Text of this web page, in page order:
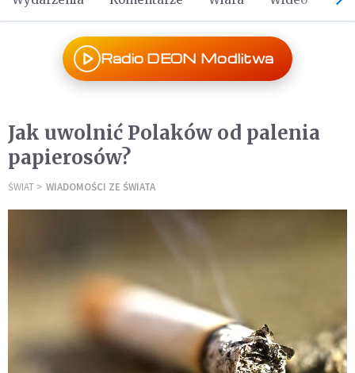
Radio DEON Modlitwa
Jak uwolnić Polaków od palenia
papierosów?
ŚWIAT WIADOMOŚCI ZE ŚWIATA